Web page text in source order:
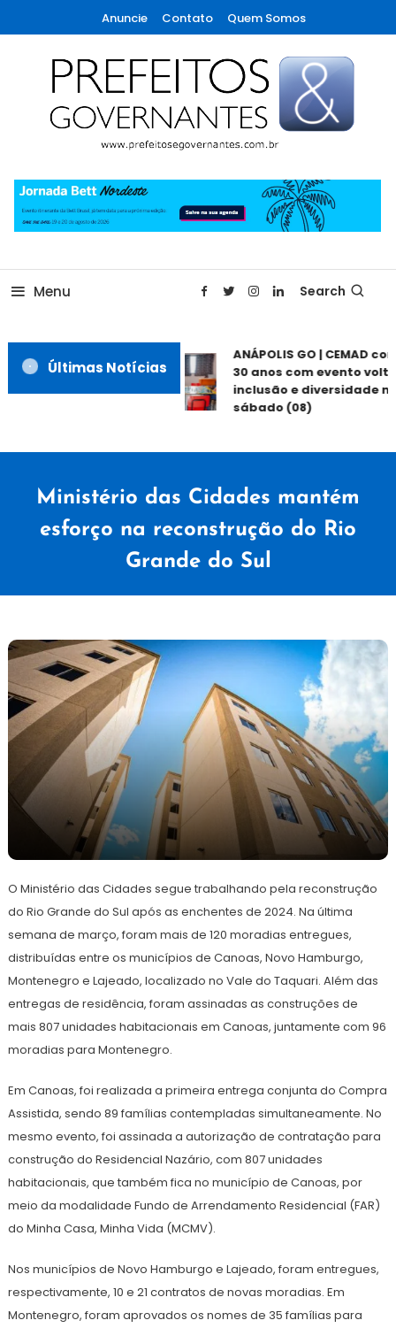
To
Content
Anuncie Contato Quem Somos
Prefeitos & Governantes
Menu Search
Últimas Notícias
ANÁPOLIS GO | CEMAD
30 anos com evento
inclusão e diversidade
sábado (08)
Ministério das Cidades mantém
esforço na reconstrução do Rio
Grande do Sul
março
de
Redação
O Ministério das Cidades segue trabalhando pela reconstrução
do Rio Grande do Sul após as enchentes de 2024. Na última
semana de março, foram mais de 120 moradias entregues,
distribuídas entre os municípios de Canoas, Novo Hamburgo,
Montenegro e Lajeado, localizado no Vale do Taquari. Além das
entregas de residência, foram assinadas as construções de
mais 807 unidades habitacionais em Canoas, juntamente com 96
moradias para Montenegro.
Em Canoas, foi realizada a primeira entrega conjunta do Compra
Assistida, sendo 89 famílias contempladas simultaneamente. No
mesmo evento, foi assinada a autorização de contratação para
construção do Residencial Nazário, com 807 unidades
habitacionais, que também fica no município de Canoas, por
meio da modalidade Fundo de Arrendamento Residencial (FAR)
do Minha Casa, Minha Vida (MCMV).
Nos municípios de Novo Hamburgo e Lajeado, foram entregues,
respectivamente, 10 e 21 contratos de novas moradias. Em
Montenegro, foram aprovados os nomes de 35 famílias para